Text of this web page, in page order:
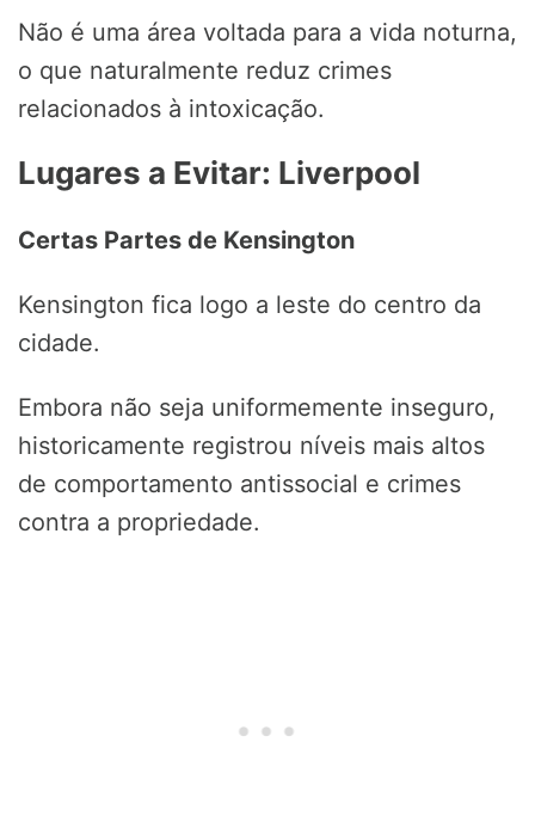
Não é uma área voltada para a vida noturna,
o que naturalmente reduz crimes
relacionados à intoxicação.
Lugares a Evitar: Liverpool
Certas Partes de Kensington
Kensington fica logo a leste do centro da
cidade.
Embora não seja uniformemente inseguro,
historicamente registrou níveis mais altos
de comportamento antissocial e crimes
contra a propriedade.